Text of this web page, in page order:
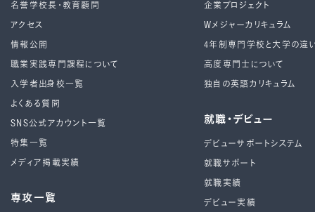
名誉学校長・教育顧問
アクセス
情報公開
職業実践専門課程について
入学者出身校一覧
よくある質問
SNS公式アカウント一覧
特集一覧
メディア掲載実績
専攻一覧
企業プロジェクト
Wメジャーカリキュラム
4年制専⾨学校と⼤学の違
高度専門士について
独自の英語カリキュラム
就職・デビュー
デビューサポートシステム
就職サポート
就職実績
デビュー実績